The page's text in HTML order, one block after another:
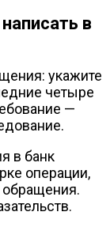
в
укажите
четыре
—
в банк
операции,